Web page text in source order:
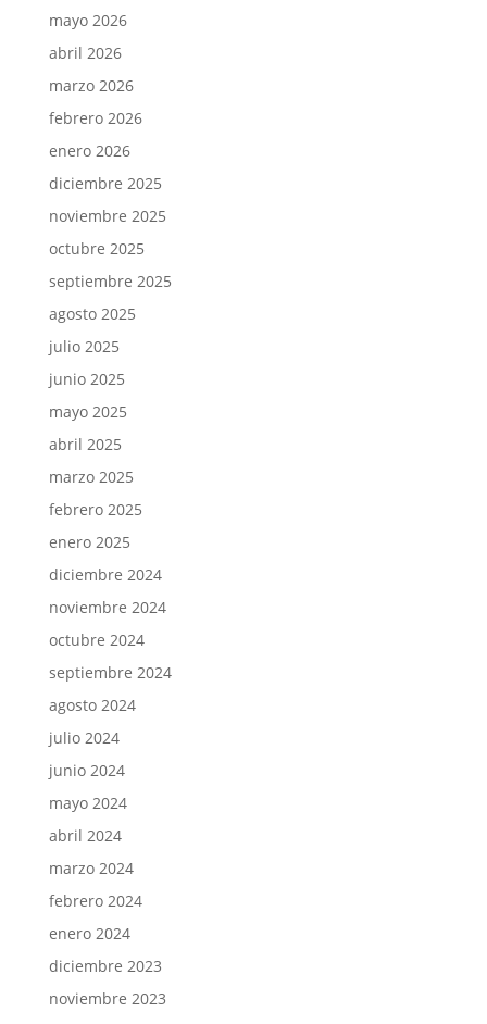
mayo 2026
abril 2026
marzo 2026
febrero 2026
enero 2026
diciembre 2025
noviembre 2025
octubre 2025
septiembre 2025
agosto 2025
julio 2025
junio 2025
mayo 2025
abril 2025
marzo 2025
febrero 2025
enero 2025
diciembre 2024
noviembre 2024
octubre 2024
septiembre 2024
agosto 2024
julio 2024
junio 2024
mayo 2024
abril 2024
marzo 2024
febrero 2024
enero 2024
diciembre 2023
noviembre 2023